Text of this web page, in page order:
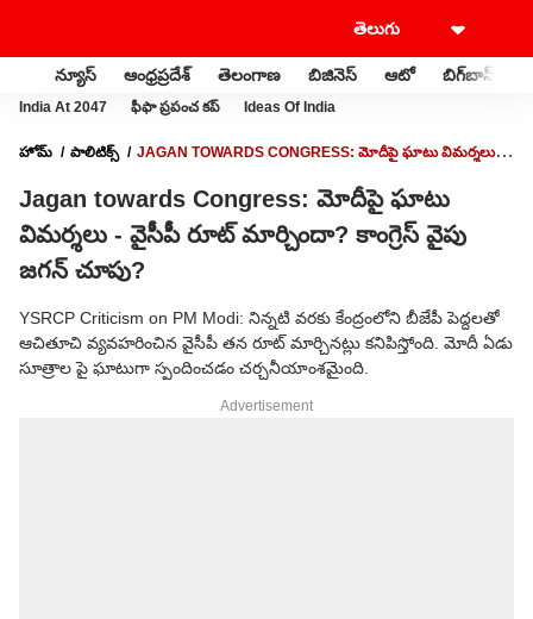
న్యూస్ ఆంధ్రప్రదేశ్ తెలంగాణ బిజినెస్ ఆటో బిగ్‌బాస్
India At 2047 ఫీఫా ప్రపంచ కప్ Ideas Of India
హోమ్ పాలిటిక్స్
JAGAN TOWARDS CONGRESS: మోదీపై ఘాటు విమర్శలు -
Jagan towards Congress: మోదీపై ఘాటు
విమర్శలు - వైసీపీ రూట్ మార్చిందా? కాంగ్రెస్ వైపు
జగన్ చూపు?
YSRCP Criticism on PM Modi: నిన్నటి వరకు కేంద్రంలోని బీజేపీ పెద్దలతో
ఆచితూచి వ్యవహరించిన వైసీపీ తన రూట్ మార్చినట్లు కనిపిస్తోంది. మోదీ ఏడు
సూత్రాల పై ఘాటుగా స్పందించడం చర్చనీయాంశమైంది.
Advertisement